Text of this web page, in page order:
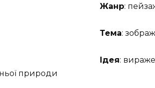
Жанр:
Тема:
Ідея:
природи